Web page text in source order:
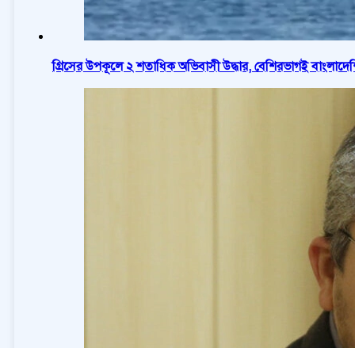
গ্রিসের উপকূলে ২ শতাধিক অভিবাসী উদ্ধার, বেশিরভাগই